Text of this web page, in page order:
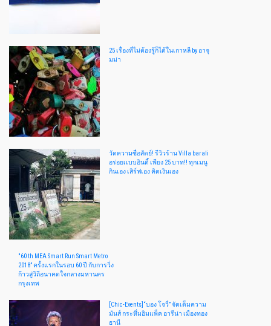
25 เรื่องที่ไม่ต้องรู้ก็ได้ในเกาหลี by อาจุ
มม่า
วัดความซื่อสัตย์! รีวิวร้าน Villa barali
อร่อยเเบบอินดี้ เพียง 25 บาท!! ทุกเมนู
กินเอง เสิร์ฟเอง คิดเงินเอง
"60 th MEA Smart Run Smart Metro
2018” ครั้งแรกในรอบ 60 ปี กับการวิ่ง
ก้าวสู่วิถีอนาคตใจกลางมหานคร
กรุงเทพ
[Chic-Events]“บอง โจวี่” จัดเต็มความ
มันส์ กระหึ่มอิมแพ็ค อารีน่า เมืองทอง
ธานี